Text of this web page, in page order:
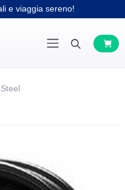
e viaggia sereno!
Steel